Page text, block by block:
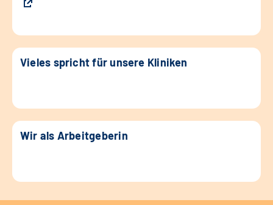
Vieles spricht für unsere Kliniken
Wir als Arbeitgeberin